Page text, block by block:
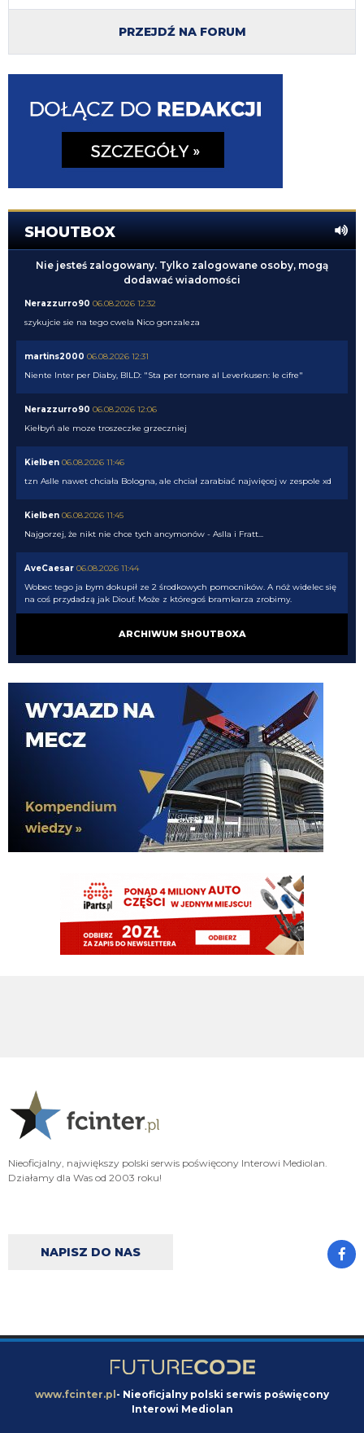
PRZEJDŹ NA FORUM
SHOUTBOX
Nie jesteś zalogowany. Tylko zalogowane osoby, mogą
dodawać wiadomości
Nerazzurro90 06.08.2026 12:32
szykujcie sie na tego cwela Nico gonzaleza
martins2000 06.08.2026 12:31
Niente Inter per Diaby, BILD: "Sta per tornare al Leverkusen: le cifre"
Nerazzurro90 06.08.2026 12:06
Kiełbyń ale moze troszeczke grzeczniej
Kielben 06.08.2026 11:46
tzn Aslle nawet chciała Bologna, ale chciał zarabiać najwięcej w zespole xd
Kielben 06.08.2026 11:45
Najgorzej, że nikt nie chce tych ancymonów - Aslla i Fratt...
AveCaesar 06.08.2026 11:44
Wobec tego ja bym dokupił ze 2 środkowych pomocników. A nóż widelec się
na coś przydadzą jak Diouf. Może z któregoś bramkarza zrobimy.
z Milanem?
AveCaesar
06.08.2026 11:36
Z Romero byłoby 3 i problem rozwiązany. W tym jeden odpoczywałby sobie
na ławce.
Gorzej, że przy pozostaniu Pavarda nie mamy centralnego na ławce. Tylko
dwóch obrońców w kadrze może tak zagrać - Stones i Akanji.
Kielben 06.08.2026 11:29
06.08.2026 11:29
Pavard nie odejdzie, także temat Romero jest zamknięty według mnie.
Nerazzurro90 06.08.2026 11:22
ta, cale okienko szukaja kupca a i tak kazdy z nas wie ze za tych kmiotow
podpowiem- pokarmowe wypożyczenie z opcją wykupu czyli praktycznie
nic, jak im się to nie spina to po co w ogóle zawracać sobie głowę romero
Nerazzurro90
Modlcie sie o Diabiego bo to maks co azalio moze zalatwic
A jak obaj Ci wypadną to zostajesz z Biseckiem i Akanjim na dwie pozycje
06.08.2026 10:48
ARCHIWUM SHOUTBOXA
Nieoficjalny, największy polski serwis poświęcony Interowi Mediolan.
Działamy dla Was od 2003 roku!
NAPISZ DO NAS
www.fcinter.pl- Nieoficjalny polski serwis poświęcony
Interowi Mediolan